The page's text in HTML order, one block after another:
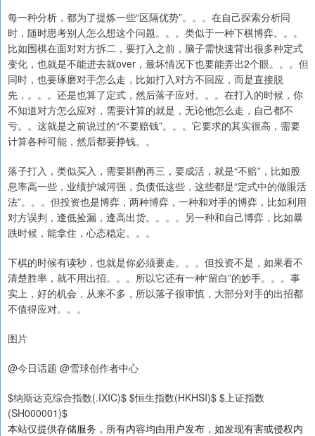
每一种分析，都为了提炼一些“区隔优势”。。。在自己探索分析同
时，随时思考别人怎么想这个问题。。。类似于一种下棋博弈。。。
比如围棋在面对对方拆二，要打入之前，脑子需快速背出很多种定式
变化，也就是不能进去就over，最坏情况下也要能弄出2个眼。。。但
同时，也要琢磨对手怎么走，比如打入对方不回应，而是直接脱
先，。。。还是也算了定式，然后落子应对。。。在打入的时候，你
不知道对方怎么应对，需要计算的就是，无论他怎么走，自己都不
亏。。这就是之前说过的“不要赔钱”。。。它要求的其实很高，需要
计算各种可能，然后都要挣钱。。
落子打入，类似买入，需要斟酌再三，要成活，就是“不赔”，比如股
息率高一些，业绩护城河强，负债低这些，这些都是“定式中的做眼活
法”。。。但投资也是博弈，两种博弈，一种和对手的博弈，比如利用
对方误判，逢低捡漏，逢高出货。。。。另一种和自己博弈，比如暴
跌时候，能拿住，心态稳定。。。
下棋的时候有读秒，也就是你必须要走。。。但投资不是，如果看不
清楚胜率，就不用出招。。。所以它还有一种“留白”的妙手。。。事
实上，好的机会，从来不多，所以落子很审慎，大部分对手的出招都
不值得应对。。。
图片
@今日话题 @雪球创作者中心
$纳斯达克综合指数(.IXIC)$ $恒生指数(HKHSI)$ $上证指数
(SH000001)$
本站仅提供存储服务，所有内容均由用户发布，如发现有害或侵权内